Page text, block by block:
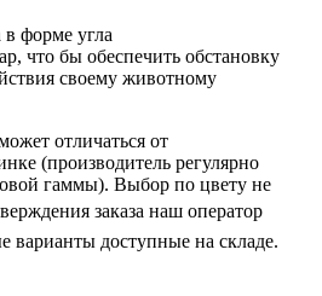
в форме угла
что бы обеспечить обстановку
своему животному
отличаться от
(производитель регулярно
гаммы). Выбор по цвету не
заказа наш оператор
варианты доступные на складе.